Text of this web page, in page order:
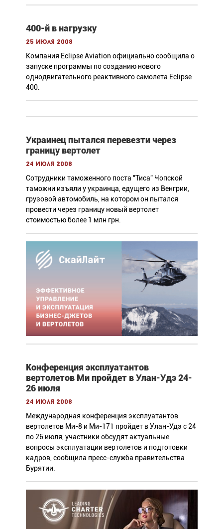
400-й в нагрузку
25 июля 2008
Компания Eclipse Aviation официально сообщила о
запуске программы по созданию нового
однодвигательного реактивного самолета Eclipse
400.
Украинец пытался перевезти через
границу вертолет
24 июля 2008
Сотрудники таможенного поста "Тиса" Чопской
таможни изъяли у украинца, едущего из Венгрии,
грузовой автомобиль, на котором он пытался
провести через границу новый вертолет
стоимостью более 1 млн грн.
Конференция эксплуатантов
вертолетов Ми пройдет в Улан-Удэ 24-
26 июля
24 июля 2008
Международная конференция эксплуатантов
вертолетов Ми-8 и Ми-171 пройдет в Улан-Удэ с 24
по 26 июля, участники обсудят актуальные
вопросы эксплуатации вертолетов и подготовки
кадров, сообщила пресс-служба правительства
Бурятии.